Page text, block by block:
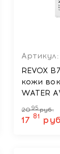
Артикул:
REVOX
кожи
WATER
2095 руб.
17 81